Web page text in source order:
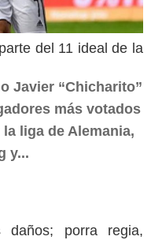
del 11 ideal de la
Javier “Chicharito”
más votados
liga de Alemania,
y...
daños; porra regia,